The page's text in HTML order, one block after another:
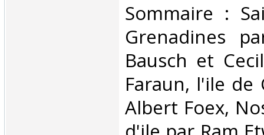
‎Sommaire :
Grenadines
Bausch et
Faraun, l'ile de
Albert Foex,